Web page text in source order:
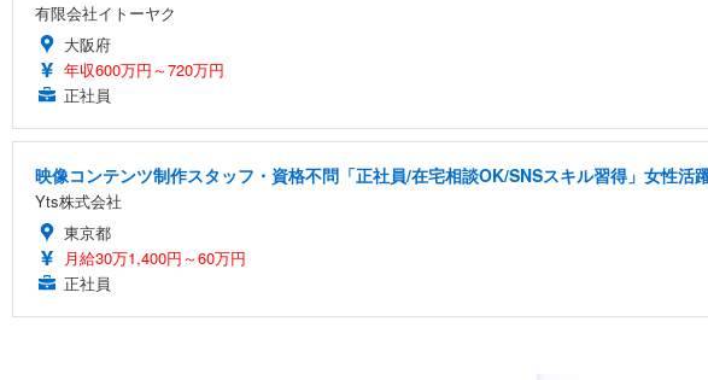
有限会社イトーヤク
大阪府
年収600万円～720万円
正社員
映像コンテンツ制作スタッフ・資格不問「正社員/在宅相談OK/SNSスキル習得」女性活
Yts株式会社
東京都
月給30万1,400円～60万円
正社員